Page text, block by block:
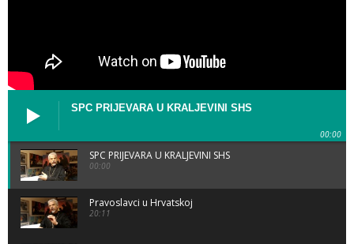
SPC PRIJEVARA U KRALJEVINI SHS
00:00
SPC PRIJEVARA U KRALJEVINI SHS
00:00
Pravoslavci u Hrvatskoj
20:11